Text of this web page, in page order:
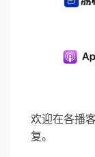
欢迎在各播
复。